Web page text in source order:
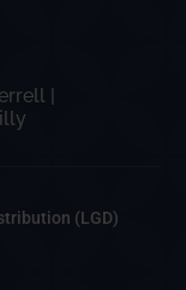
|
(LGD)